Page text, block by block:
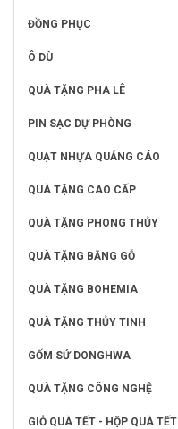
ĐỒNG PHỤC
Ô DÙ
QUÀ TẶNG PHA LÊ
PIN SẠC DỰ PHÒNG
QUẠT NHỰA QUẢNG CÁO
QUÀ TẶNG CAO CẤP
QUÀ TẶNG PHONG THỦY
QUÀ TẶNG BẰNG GỖ
QUÀ TẶNG BOHEMIA
QUÀ TẶNG THỦY TINH
GỐM SỨ DONGHWA
QUÀ TẶNG CÔNG NGHỆ
GIỎ QUÀ TẾT - HỘP QUÀ TẾT